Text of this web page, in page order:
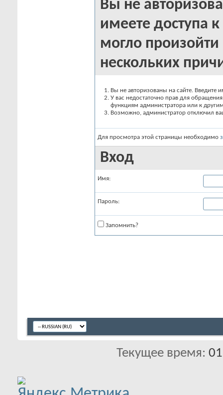
Вы не
имеете доступа
могло
нескольких
Вы не авторизованы на сайте. Введите
У вас недостаточно прав для
функциям администратора или к
Возможно, администратор отключил
Для просмотра этой страницы необходимо
Вход
Имя:
Пароль:
Запомнить?
Текущее время: